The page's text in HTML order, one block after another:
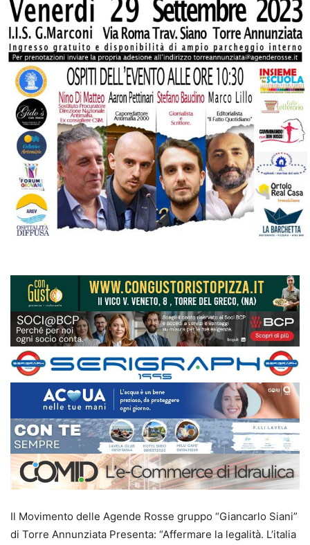
Il Movimento delle Agende Rosse gruppo “Giancarlo Siani”
di Torre Annunziata Presenta: “Affermare la legalità. L’italia